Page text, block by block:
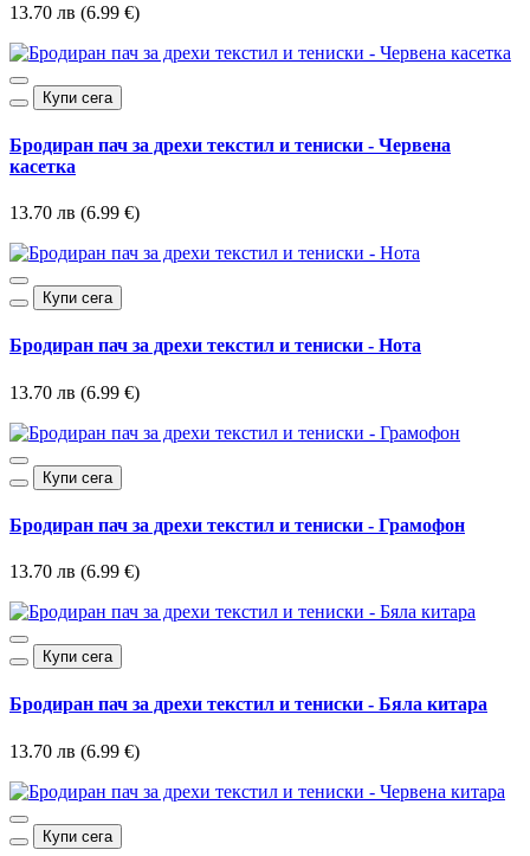
13.70 лв (6.99 €)
Купи сега
Бродиран пач за дрехи текстил и тениски - Червена
касетка
13.70 лв (6.99 €)
Купи сега
Бродиран пач за дрехи текстил и тениски - Нота
13.70 лв (6.99 €)
Купи сега
Бродиран пач за дрехи текстил и тениски - Грамофон
13.70 лв (6.99 €)
Купи сега
Бродиран пач за дрехи текстил и тениски - Бяла китара
13.70 лв (6.99 €)
Купи сега